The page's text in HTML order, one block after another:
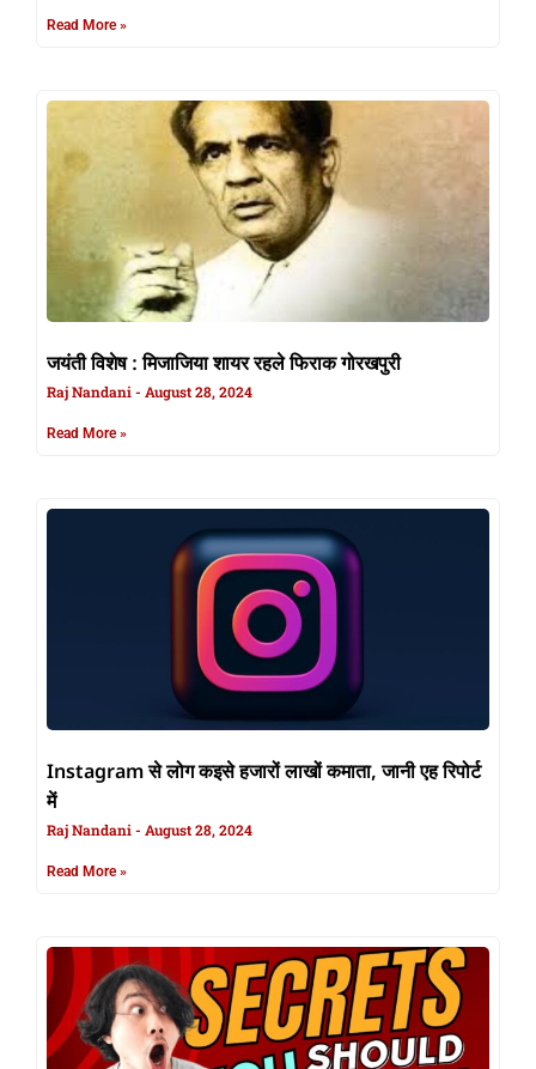
Read More »
जयंती विशेष : मिजाजिया शायर रहले फिराक गोरखपुरी
Raj Nandani August 28, 2024
Read More »
Instagram से लोग कइसे हजारों लाखों कमाता, जानी एह रिपोर्ट
में
Raj Nandani August 28, 2024
Read More »